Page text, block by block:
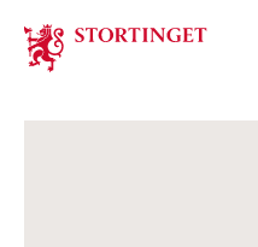
Stortinget.no